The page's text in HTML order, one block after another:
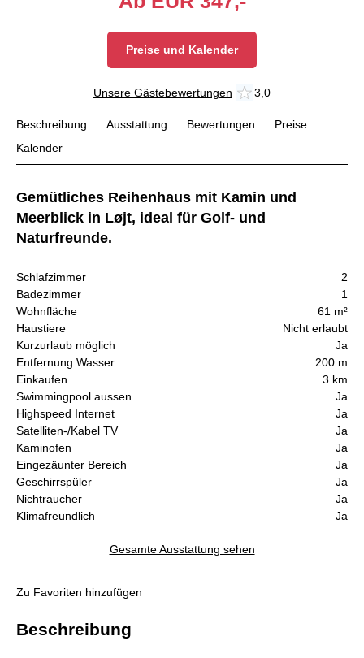
Preise und Kalender
Unsere Gästebewertungen 3,0
Beschreibung Ausstattung Bewertungen
Preise
Kalender
Gemütliches Reihenhaus mit Kamin und
Meerblick in Løjt, ideal für Golf- und
Naturfreunde.
Schlafzimmer
2
Badezimmer
1
Wohnfläche
61 m²
Haustiere
Nicht erlaubt
Kurzurlaub möglich
Ja
Entfernung Wasser
200 m
Einkaufen
3 km
Swimmingpool aussen
Ja
Highspeed Internet
Ja
Satelliten-/Kabel TV
Ja
Kaminofen
Ja
Eingezäunter Bereich
Ja
Geschirrspüler
Ja
Nichtraucher
Ja
Klimafreundlich
Ja
Gesamte Ausstattung sehen
Zu Favoriten hinzufügen
Beschreibung